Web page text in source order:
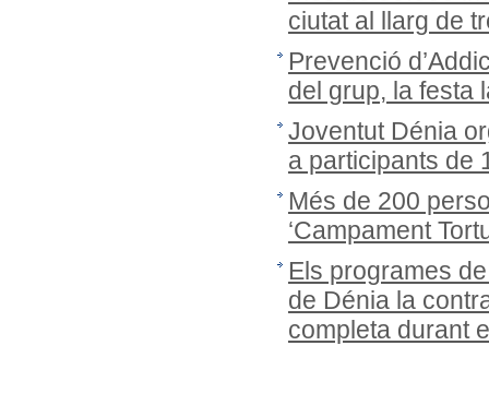
ciutat al llarg de
Prevenció
del grup, la festa
Joventut Dénia
a participants de
Més de 200
‘Campament
Els programes
de Dénia la
completa durant